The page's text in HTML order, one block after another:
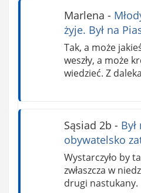
Marlena -
żyje. Był na
Tak, a może
weszły, a może
wiedzieć. Z
Sąsiad 2b -
obywatelsko
Wystarczyło by
zwłaszcza w
drugi nastukany.